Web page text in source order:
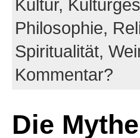
Kultur,
Philosophie,
Spiritualität,
Kommentar?
Die